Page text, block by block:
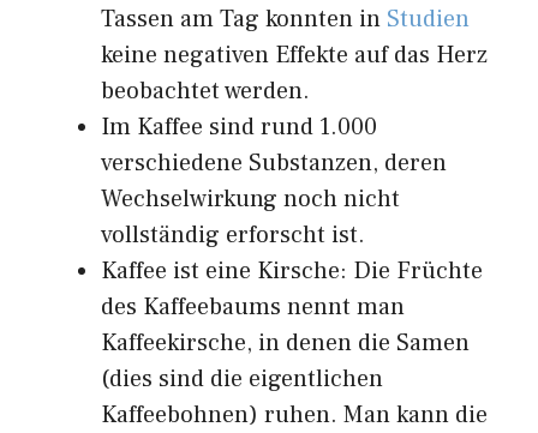
Tassen am Tag konnten in Studien
keine negativen Effekte auf das Herz
beobachtet werden.
Im Kaffee sind rund 1.000
verschiedene Substanzen, deren
Wechselwirkung noch nicht
vollständig erforscht ist.
Kaffee ist eine Kirsche: Die Früchte
des Kaffeebaums nennt man
Kaffeekirsche, in denen die Samen
(dies sind die eigentlichen
Kaffeebohnen) ruhen. Man kann die